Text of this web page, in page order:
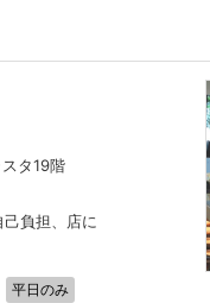
タ19階
負担、店に
平日のみ